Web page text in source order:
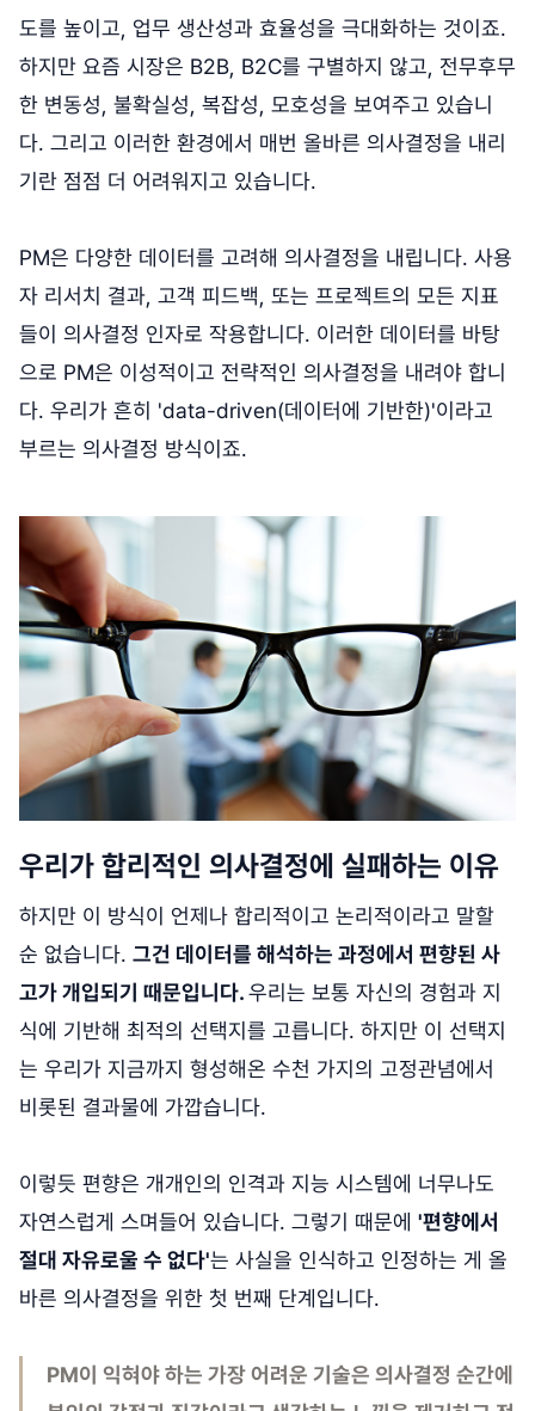
도를 높이고, 업무 생산성과 효율성을 극대화하는 것이죠.
하지만 요즘 시장은 B2B, B2C를 구별하지 않고, 전무후무
한 변동성, 불확실성, 복잡성, 모호성을 보여주고 있습니
다. 그리고 이러한 환경에서 매번 올바른 의사결정을 내리
기란 점점 더 어려워지고 있습니다.
PM은 다양한 데이터를 고려해 의사결정을 내립니다. 사용
자 리서치 결과, 고객 피드백, 또는 프로젝트의 모든 지표
들이 의사결정 인자로 작용합니다. 이러한 데이터를 바탕
으로 PM은 이성적이고 전략적인 의사결정을 내려야 합니
다. 우리가 흔히 'data-driven(데이터에 기반한)'이라고
부르는 의사결정 방식이죠.
우리가 합리적인 의사결정에 실패하는 이유
하지만 이 방식이 언제나 합리적이고 논리적이라고 말할
순 없습니다. 그건 데이터를 해석하는 과정에서 편향된 사
고가 개입되기 때문입니다.우리는 보통 자신의 경험과 지
식에 기반해 최적의 선택지를 고릅니다. 하지만 이 선택지
는 우리가 지금까지 형성해온 수천 가지의 고정관념에서
비롯된 결과물에 가깝습니다.
이렇듯 편향은 개개인의 인격과 지능 시스템에 너무나도
자연스럽게 스며들어 있습니다. 그렇기 때문에 '편향에서
절대 자유로울 수 없다'는 사실을 인식하고 인정하는 게 올
바른 의사결정을 위한 첫 번째 단계입니다.
PM이 익혀야 하는 가장 어려운 기술은 의사결정 순간에